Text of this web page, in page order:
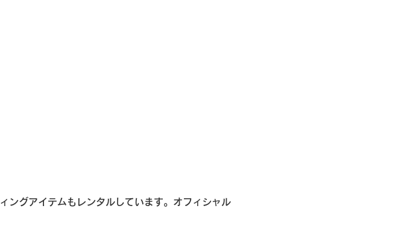
ングアイテムもレンタルしています。オフィシャル